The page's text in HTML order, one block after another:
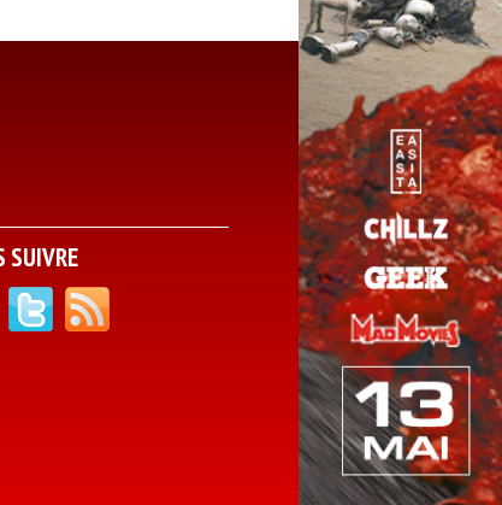
SUIVRE